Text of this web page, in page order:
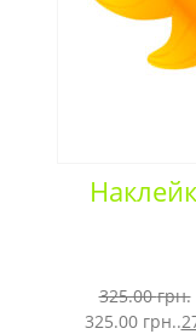
325.00грн.
325.00 грн..